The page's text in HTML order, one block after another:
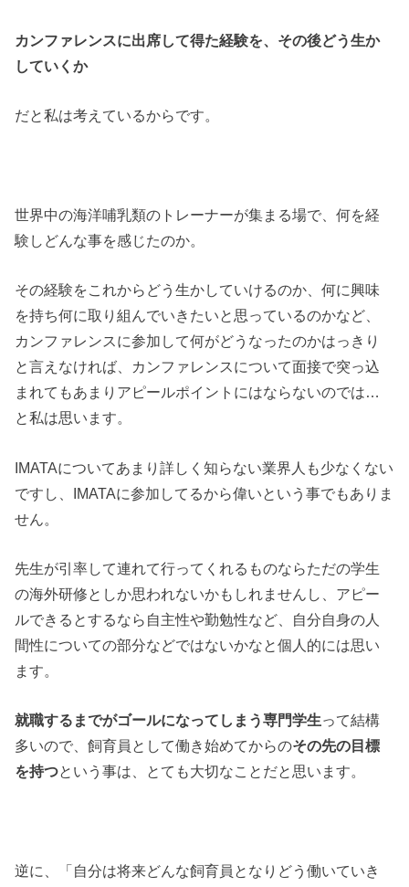
カンファレンスに出席して得た経験を、その後どう生か
していくか
だと私は考えているからです。
世界中の海洋哺乳類のトレーナーが集まる場で、何を経
験しどんな事を感じたのか。
その経験をこれからどう生かしていけるのか、何に興味
を持ち何に取り組んでいきたいと思っているのかなど、
カンファレンスに参加して何がどうなったのかはっきり
と言えなければ、カンファレンスについて面接で突っ込
まれてもあまりアピールポイントにはならないのでは…
と私は思います。
IMATAについてあまり詳しく知らない業界人も少なくない
ですし、IMATAに参加してるから偉いという事でもありま
せん。
先生が引率して連れて行ってくれるものならただの学生
の海外研修としか思われないかもしれませんし、アピー
ルできるとするなら自主性や勤勉性など、自分自身の人
間性についての部分などではないかなと個人的には思い
ます。
就職するまでがゴールになってしまう専門学生って結構
多いので、飼育員として働き始めてからのその先の目標
を持つという事は、とても大切なことだと思います。
逆に、「自分は将来どんな飼育員となりどう働いていき